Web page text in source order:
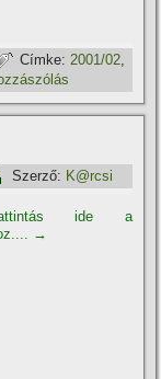
Címke: 2001/02
Szerző: K@rcsi
ide a
→